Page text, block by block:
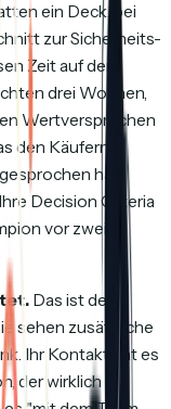
ein Deck, bei
zur Sicherheits-
Zeit auf der
drei Wochen,
Wertversprechen
den Käufern
hat.
Decision Criteria
vor zwei
Das ist der
sehen zusätzliche
Ihr Kontakt hat es
der wirklich als